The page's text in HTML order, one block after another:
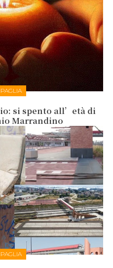
si spento all’età di
Marrandino